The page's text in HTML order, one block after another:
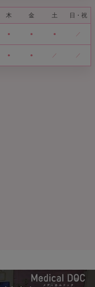
木 金 土 日・祝
● ● ● ／
● ● ／ ／